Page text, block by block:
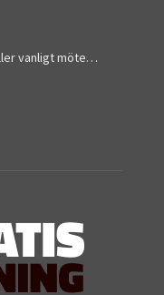
vanligt möte…